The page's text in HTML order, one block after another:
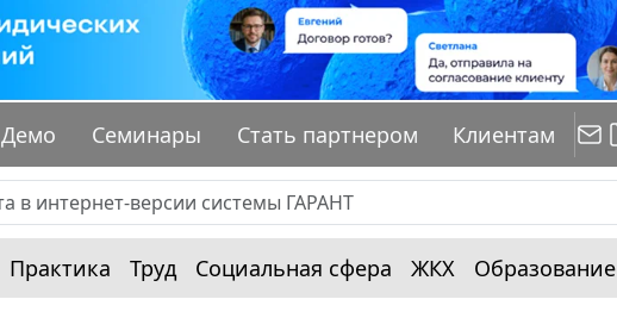
Демо Семинары Стать партнером Клиентам
Практика Труд Социальная сфера ЖКХ Образование